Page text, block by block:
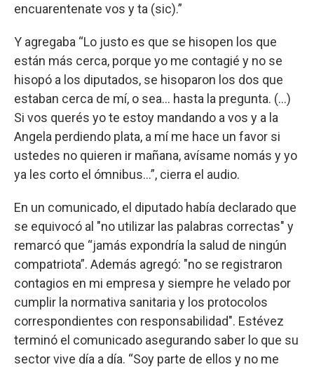
encuarentenate vos y ta (sic).”
Y agregaba “Lo justo es que se hisopen los que
están más cerca, porque yo me contagié y no se
hisopó a los diputados, se hisoparon los dos que
estaban cerca de mí, o sea… hasta la pregunta. (…)
Si vos querés yo te estoy mandando a vos y a la
Angela perdiendo plata, a mí me hace un favor si
ustedes no quieren ir mañana, avísame nomás y yo
ya les corto el ómnibus…”, cierra el audio.
En un comunicado, el diputado había declarado que
se equivocó al "no utilizar las palabras correctas" y
remarcó que “jamás expondría la salud de ningún
compatriota”. Además agregó: "no se registraron
contagios en mi empresa y siempre he velado por
cumplir la normativa sanitaria y los protocolos
correspondientes con responsabilidad". Estévez
terminó el comunicado asegurando saber lo que su
sector vive día a día. “Soy parte de ellos y no me